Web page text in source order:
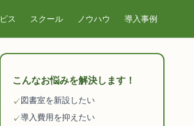
ス スクール ノウハウ 導入事例
こんなお悩みを解決します！
✓図書室を新設したい
✓導入費用を抑えたい